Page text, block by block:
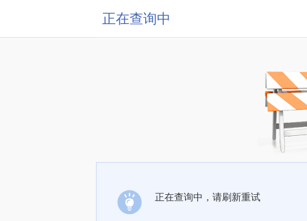
正在查询中
正在查询中，请刷新重试